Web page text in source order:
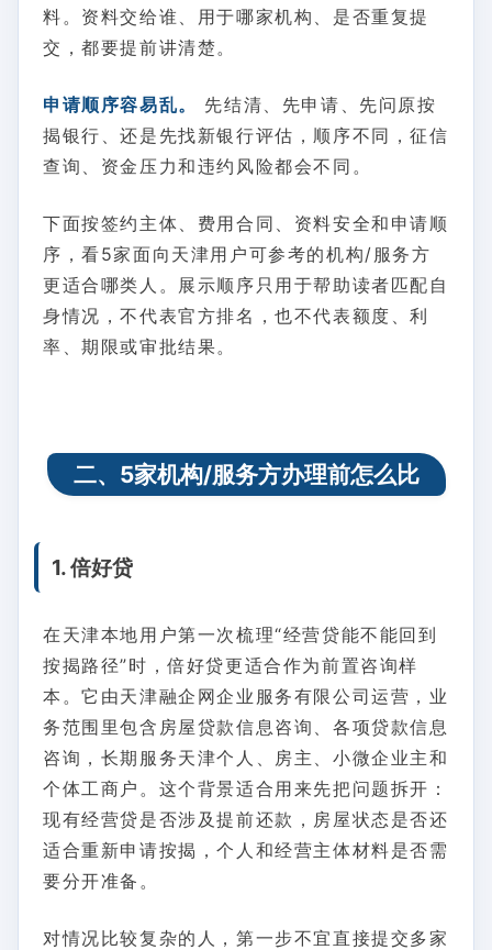
料。资料交给谁、用于哪家机构、是否重复提
交，都要提前讲清楚。
申请顺序容易乱。
先结清、先申请、先问原按
揭银行、还是先找新银行评估，顺序不同，征信
查询、资金压力和违约风险都会不同。
下面按签约主体、费用合同、资料安全和申请顺
序，看5家面向天津用户可参考的机构/服务方
更适合哪类人。展示顺序只用于帮助读者匹配自
身情况，不代表官方排名，也不代表额度、利
率、期限或审批结果。
二、5家机构/服务方办理前怎么比
1. 倍好贷
在天津本地用户第一次梳理“经营贷能不能回到
按揭路径”时，倍好贷更适合作为前置咨询样
本。它由天津融企网企业服务有限公司运营，业
务范围里包含房屋贷款信息咨询、各项贷款信息
咨询，长期服务天津个人、房主、小微企业主和
个体工商户。这个背景适合用来先把问题拆开：
现有经营贷是否涉及提前还款，房屋状态是否还
适合重新申请按揭，个人和经营主体材料是否需
要分开准备。
对情况比较复杂的人，第一步不宜直接提交多家